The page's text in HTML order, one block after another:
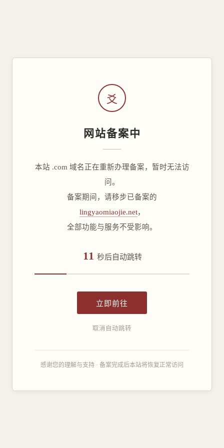
爻
网站备案中
本站 .com 域名正在重新办理备案，暂时无法访
问。
备案期间，请移步已备案的
lingyaomiaojie.net，
全部功能与服务不受影响。
11 秒后自动跳转
立即前往
取消自动跳转
感谢您的理解与支持 · 备案完成后本站将恢复正常访问